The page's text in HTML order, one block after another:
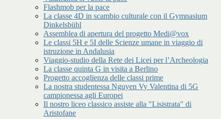
Flashmob per la pace
La classe 4D in scambio culturale con il Gymnasium
Dinkelsbühl
Assemblea di apertura del progetto Medi@vox
Le classi 5H e 5I delle Scienze umane in viaggio di
istruzione in Andalusia
Viaggio-studio della Rete dei Licei per l’Archeologia
La classe quinta G in visita a Berlino
Progetto accoglienza delle classi prime
La nostra studentessa Nguyen Vy Valentina di 5G
campionessa agli Europei
Il nostro liceo classico assiste alla "Lisistrata" di
Aristofane